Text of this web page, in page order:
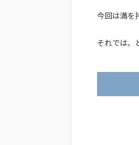
今回は満を
それでは、